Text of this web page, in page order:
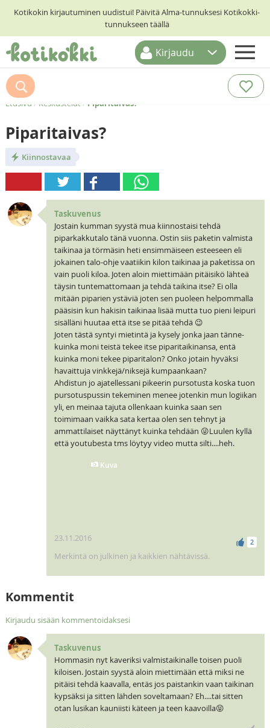
Kotikokin kirjautuminen uudistui! Päivitä Alma-tunnuksesi Kotikokki-
tunnukseen täällä
ETUSIVU
RESEPTIHAKU
RUOKATEEMAT
KESKUSTELUT
KOTIKOKIT
Kirjaudu
Etusivu / Keskustelut/ Piparitaivas?
Piparitaivas?
Kiinnostavaa
Taskuvenus
Jostain kumman syystä mua kiinnostaisi tehdä
piparkakkutalo tänä vuonna. Ostin siis paketin valmista
taikinaa ja törmäsin heti ensimmäiseen esteeseen eli
jokainen talo-ohje vaatiikin kilon taikinaa ja paketissa on
vain puoli kiloa. Joten aloin miettimään pitäisikö lähteä
täysin tuntemattomaan ja tehdä taikina itse? Ei olla
mitään piparien ystäviä joten sen puoleen helpommalla
pääsisin kun hakisin taikinaa lisää mutta tuo pieni leipuri
sisälläni huutaa että itse se pitää tehdä 😉
Joten tästä syntyi mietintä ja kysely jonka jaan tänne-
kuinka moni teistä tekee itse piparitaikinansa, entä
kuinka moni tekee piparitalon? Onko jotain hyväksi
havaittuja vinkkejä/niksejä kumpaankaan?
Ahdistun jo ajatellessani pikeerin pursotusta koska tuon
pursotuspussin tekeminen menee jotenkin mun logiikan
yli, en meinaa tajuta ollenkaan kuinka saan sen
toimimaan vaikka sata kertaa olen sen tehnyt ja
ammattilaiset näyttänyt kuinka tehdään 😜Luulen kyllä
että youtubesta tms löytyy video mutta silti....heh.
Kuva
2
23.11.2016
Merkintä on julkinen ja kaikkien nähtävissä.
Kommentit
Kirjaudu sisään kommentoidaksesi
Taskuvenus
Hommasin nyt kaveriksi valmistaikinalle toisen puoli
kiloisen. Jostain syystä aloin miettimään että miksi ne
pitäisi tehdä kaavalla, entäs jos paistankin vaan taikinan
kypsäksi ja sitten lähden soveltamaan? Eh....tai sitten
otan lusikan kauniisti käteen ja teen kaavoilla😝